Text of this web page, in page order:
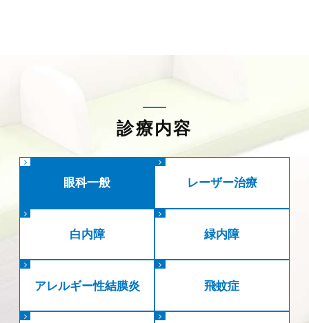
診療内容
眼科一般 レーザー治療
白内障 緑内障
アレルギー性結膜炎 飛蚊症